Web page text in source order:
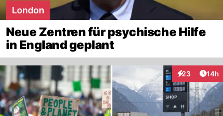
London
Neue Zentren für psychische Hilfe
in England geplant
23
Interaktionen
14h